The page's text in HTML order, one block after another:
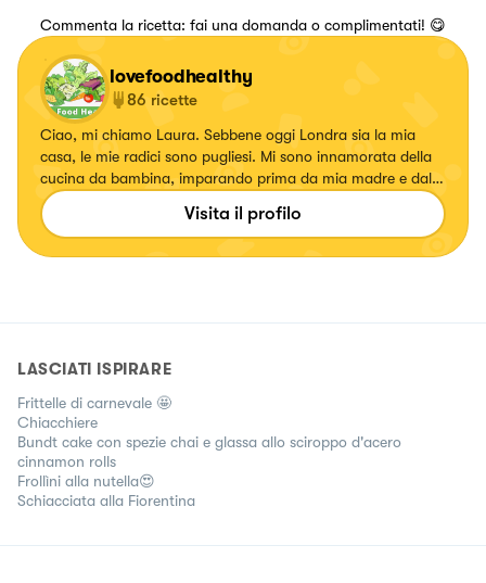
Commenta la ricetta: fai una domanda o complimentati! 😋
lovefoodhealthy
86 ricette
Ciao, mi chiamo Laura. Sebbene oggi Londra sia la mia
casa, le mie radici sono pugliesi. Mi sono innamorata della
cucina da bambina, imparando prima da mia madre e dalle
mie nonne per poi perfezionare la mia arte nei ristoranti di
famiglia. Sono un'infermiera e capisco bene quanto una
sana alimentazione possa migliorare la salute, per questo
Visita il profilo
LASCIATI ISPIRARE
Frittelle di carnevale 🤩
Chiacchiere
Bundt cake con spezie chai e glassa allo sciroppo d'acero
cinnamon rolls
Frollìni alla nutella😍
Schiacciata alla Fiorentina